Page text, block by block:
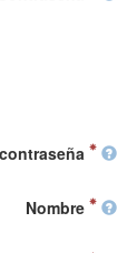
Nombre